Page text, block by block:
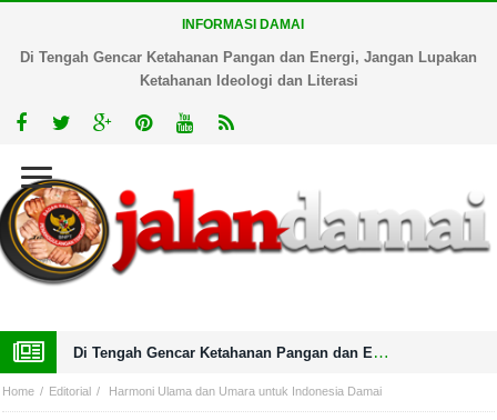
INFORMASI DAMAI
Di Tengah Gencar Ketahanan Pangan dan Energi, Jangan Lupakan
Ketahanan Ideologi dan Literasi
Di Tengah Gencar Ketahanan Pangan dan Energi, Jangan Lupakan Ketahanan Ideologi dan Literasi
Home Editorial Harmoni Ulama dan Umara untuk Indonesia Damai